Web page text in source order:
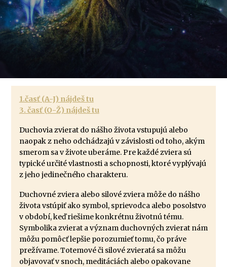
1.časť (A-J) nájdeš tu
3. časť (O-Ž) nájdeš tu
Duchovia zvierat do nášho života vstupujú alebo
naopak z neho odchádzajú v závislosti od toho, akým
smerom sa v živote uberáme. Pre každé zviera sú
typické určité vlastnosti a schopnosti, ktoré vyplývajú
z jeho jedinečného charakteru.
Duchovné zviera alebo silové zviera môže do nášho
života vstúpiť ako symbol, sprievodca alebo posolstvo
v období, keď riešime konkrétnu životnú tému.
Symbolika zvierat a význam duchovných zvierat nám
môžu pomôcť lepšie porozumieť tomu, čo práve
prežívame. Totemové či silové zvieratá sa môžu
objavovať v snoch, meditáciách alebo opakovane